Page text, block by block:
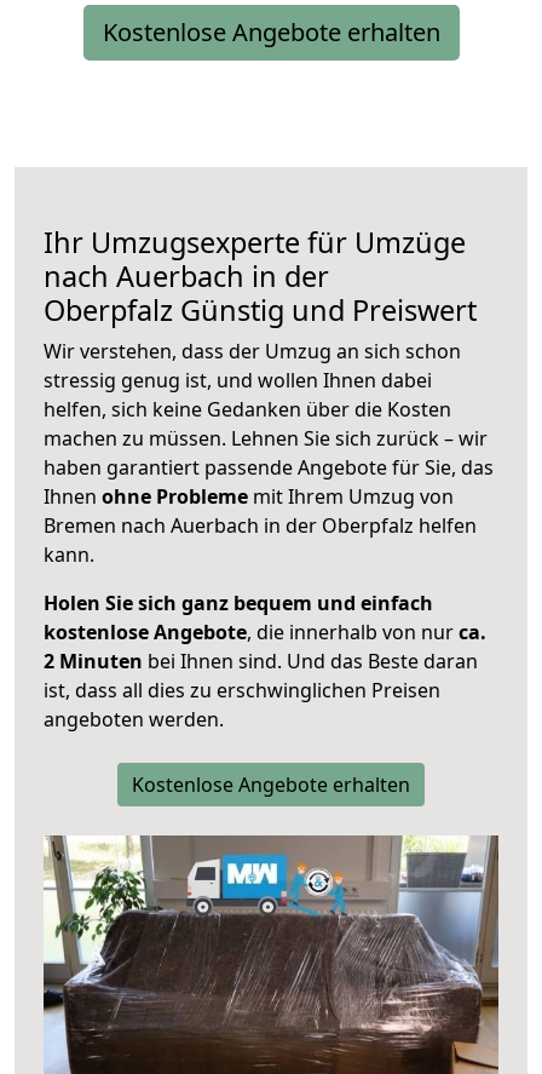
Kostenlose Angebote erhalten
Ihr Umzugsexperte für Umzüge
nach Auerbach in der
Oberpfalz Günstig und Preiswert
Wir verstehen, dass der Umzug an sich schon
stressig genug ist, und wollen Ihnen dabei
helfen, sich keine Gedanken über die Kosten
machen zu müssen. Lehnen Sie sich zurück – wir
haben garantiert passende Angebote für Sie, das
Ihnen ohne Probleme mit Ihrem Umzug von
Bremen nach Auerbach in der Oberpfalz helfen
kann.
Holen Sie sich ganz bequem und einfach
kostenlose Angebote, die innerhalb von nurca.
2 Minuten bei Ihnen sind. Und das Beste daran
ist, dass all dies zu erschwinglichen Preisen
angeboten werden.
Kostenlose Angebote erhalten